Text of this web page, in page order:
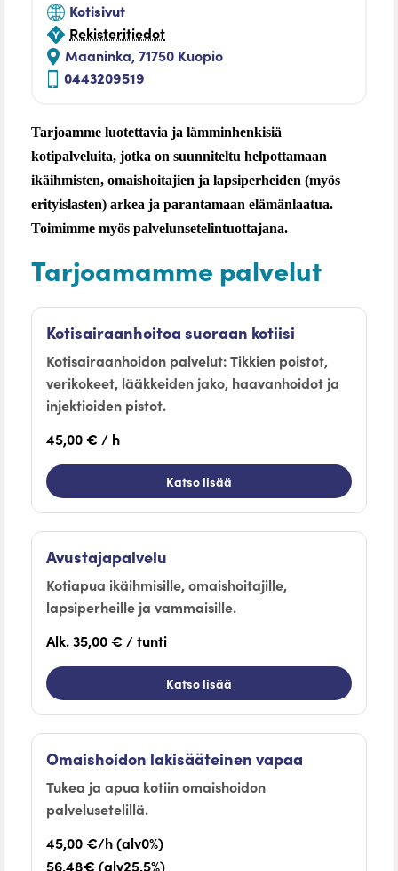
Maaninka, 71750 Kuopio
0443209519
Kotisivut
Rekisteritiedot
Tarjoamme luotettavia ja lämminhenkisiä
kotipalveluita, jotka on suunniteltu helpottamaan
ikäihmisten, omaishoitajien ja lapsiperheiden (myös
erityislasten) arkea ja parantamaan elämänlaatua.
Toimimme myös palvelunsetelintuottajana.
Tarjoamamme palvelut
Kotisairaanhoitoa suoraan kotiisi
Kotisairaanhoidon palvelut: Tikkien poistot,
verikokeet, lääkkeiden jako, haavanhoidot ja
injektioiden pistot.
45,00 € / h
Katso lisää
Avustajapalvelu
Kotiapua ikäihmisille, omaishoitajille,
lapsiperheille ja vammaisille.
Alk. 35,00 € / tunti
Katso lisää
Omaishoidon lakisääteinen vapaa
Tukea ja apua kotiin omaishoidon
palvelusetelillä.
45,00 €/h (alv0%)
56,48€ (alv25,5%)